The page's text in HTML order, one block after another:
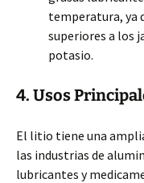
temperatura, ya
superiores a los
potasio.
4. Usos
El litio tiene una
las industrias de
lubricantes y